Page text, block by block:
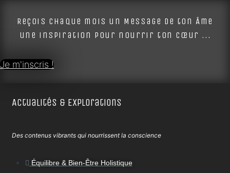
Reçois chaque mois un Message de ton Âme
une inspiration pour nourrir ton cœur ...
Je m'inscris !
Actualités & Explorations
Des contenus vibrants qui nourrissent la conscience
Équilibre & Bien-Être Holistique